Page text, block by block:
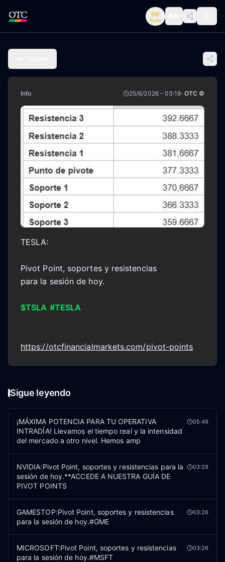
Radio
Info 25/6/2026 - 03:18· OTC ©
TESLA:
Pivot Point, soportes y resistencias
para la sesión de hoy.
$TSLA #TESLA
https://otcfinancialmarkets.com/pivot-points
Sigue leyendo
¡MÁXIMA POTENCIA PARA TU OPERATIVA
INTRADÍA! Llevamos el tiempo real y la intensidad
del mercado a otro nivel. Hemos amp
05:49
NVIDIA:Pivot Point, soportes y resistencias para la
sesión de hoy.**ACCEDE A NUESTRA GUÍA DE
PIVOT POINTS
03:29
GAMESTOP:Pivot Point, soportes y resistencias
para la sesión de hoy.#GME
03:26
MICROSOFT:Pivot Point, soportes y resistencias
para la sesión de hoy.#MSFT
03:26